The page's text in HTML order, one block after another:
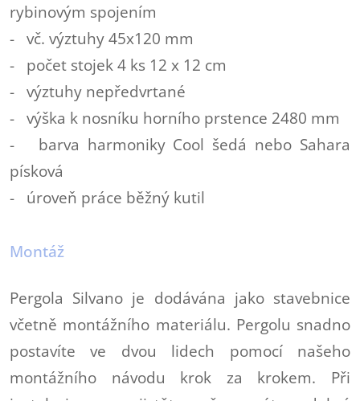
rybinovým spojením
- vč. výztuhy 45x120 mm
- počet stojek 4 ks 12 x 12 cm
- výztuhy nepředvrtané
- výška k nosníku horního prstence 2480 mm
- barva harmoniky Cool šedá nebo Sahara
písková
- úroveň práce běžný kutil
Montáž
Pergola Silvano je dodávána jako stavebnice
včetně montážního materiálu. Pergolu snadno
postavíte ve dvou lidech pomocí našeho
montážního návodu krok za krokem. Při